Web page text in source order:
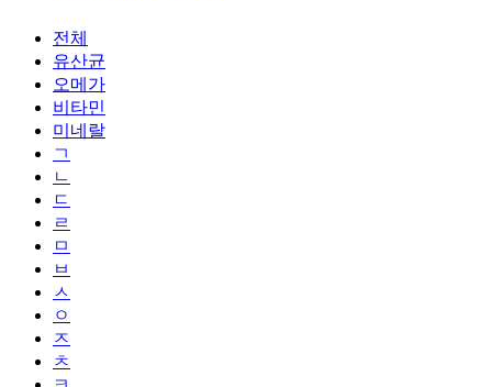
전체
유산균
오메가
비타민
미네랄
ㄱ
ㄴ
ㄷ
ㄹ
ㅁ
ㅂ
ㅅ
ㅇ
ㅈ
ㅊ